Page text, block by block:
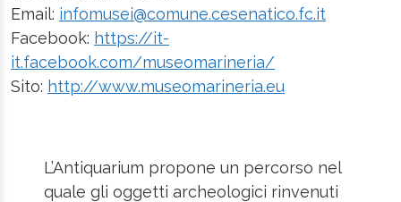
Email: infomusei@comune.cesenatico.fc.it
Facebook: https://it-
it.facebook.com/museomarineria/
Sito: http://www.museomarineria.eu
L’Antiquarium propone un percorso nel
quale gli oggetti archeologici rinvenuti